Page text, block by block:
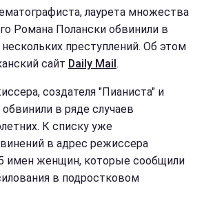
лаурета множества
Романа Полански обвинили в
преступлений. Об этом
сайт Daily Mail .
создателя "Пианиста" и
в ряде случаев
К списку уже
в адрес режиссера
имен женщин, которые сообщили
в подростковом